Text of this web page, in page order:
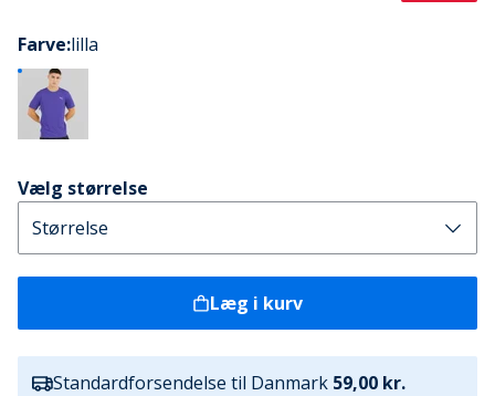
Farve:lilla
Vælg størrelse
Læg i kurv
Standardforsendelse til Danmark 59,00 kr.